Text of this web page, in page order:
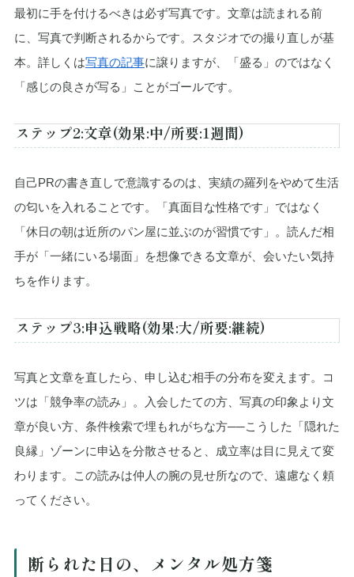
最初に手を付けるべきは必ず写真です。文章は読まれる前
に、写真で判断されるからです。スタジオでの撮り直しが基
本。詳しくは写真の記事に譲りますが、「盛る」のではなく
「感じの良さが写る」ことがゴールです。
ステップ2:文章(効果:中/所要:1週間)
自己PRの書き直しで意識するのは、実績の羅列をやめて生活
の匂いを入れることです。「真面目な性格です」ではなく
「休日の朝は近所のパン屋に並ぶのが習慣です」。読んだ相
手が「一緒にいる場面」を想像できる文章が、会いたい気持
ちを作ります。
ステップ3:申込戦略(効果:大/所要:継続)
写真と文章を直したら、申し込む相手の分布を変えます。コ
ツは「競争率の読み」。入会したての方、写真の印象より文
章が良い方、条件検索で埋もれがちな方──こうした「隠れた
良縁」ゾーンに申込を分散させると、成立率は目に見えて変
わります。この読みは仲人の腕の見せ所なので、遠慮なく頼
ってください。
断られた日の、メンタル処方箋